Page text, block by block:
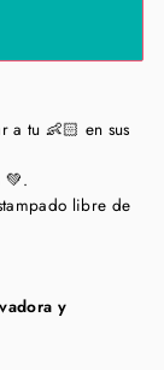
a tu 👶🏻 en sus
💚.
libre de
y